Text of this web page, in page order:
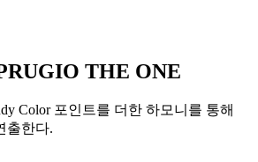
THE ONE
Color 포인트를 더한 하모니를 통해
출한다.